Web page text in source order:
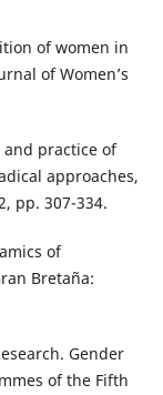
of women in
of Women’s
and practice of
approaches,
pp. 307-334.
of
Bretaña:
Gender
of the Fifth